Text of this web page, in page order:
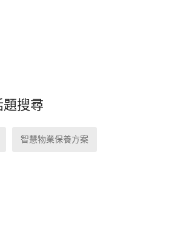
題搜尋
智慧物業保養方案